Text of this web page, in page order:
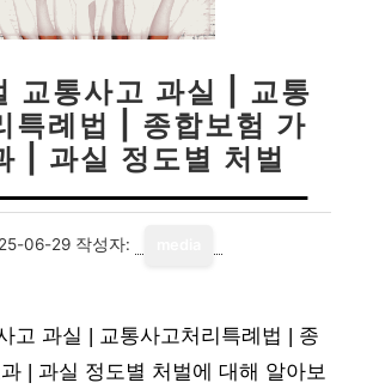
교통사고 과실 | 교통
특례법 | 종합보험 가
| 과실 정도별 처벌
06-29 작성자:
고 과실 | 교통사고처리특례법 | 종
| 과실 정도별 처벌에 대해 알아보